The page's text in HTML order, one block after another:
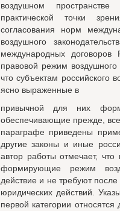
воздушном
практической точки
согласования норм
воздушного
международных
правовой режим
что субъектам российского
ясно выраженные в
привычной для них
обеспечивающие прежде,
параграфе приведены
другие законы и иные
автор работы отмечает,
формирующие режим
действие и не требуют
юридических действий.
первой категории